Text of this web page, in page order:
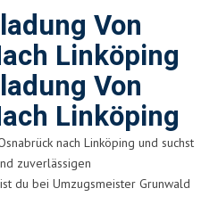
Von
Linköping
Von
Linköping
nach Linköping und suchst
zuverlässigen
du bei Umzugsmeister Grunwald